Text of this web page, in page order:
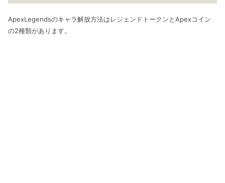
ApexLegendsのキャラ解放方法はレジェンドトークンとApexコイン
の2種類があります。